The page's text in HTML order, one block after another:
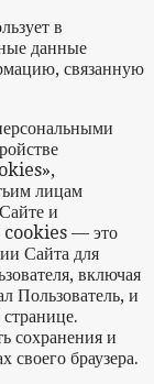
в
данные
связанную
лицам
и
cookies — это
Сайта для
включая
Пользователь, и
сохранения и
своего браузера.